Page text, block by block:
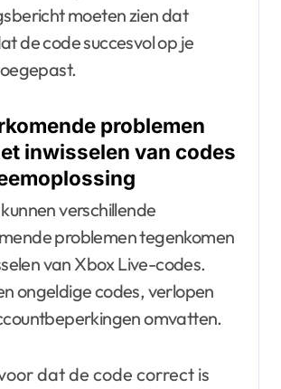
moeten zien dat
de code succesvol op je
problemen
inwisselen van codes
verschillende
problemen tegenkomen
van Xbox Live-codes.
ongeldige codes, verlopen
omvatten.
dat de code correct is